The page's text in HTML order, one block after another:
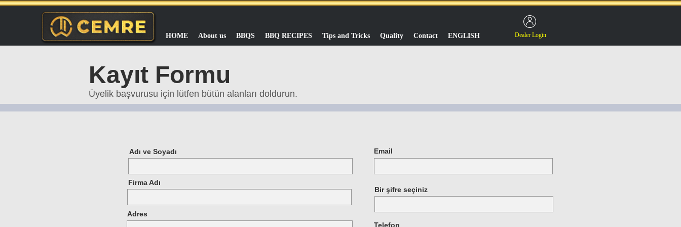
Adı ve Soyadı
Firma Adı
Adres
Email
Telefon
Bir şifre seçiniz
Kayıt Formu
Üyelik başvurusu için lütfen bütün alanları doldurun.
HOME About us BBQS BBQ RECIPES Tips and Tricks Quality Contact ENGLISH Dealer Login